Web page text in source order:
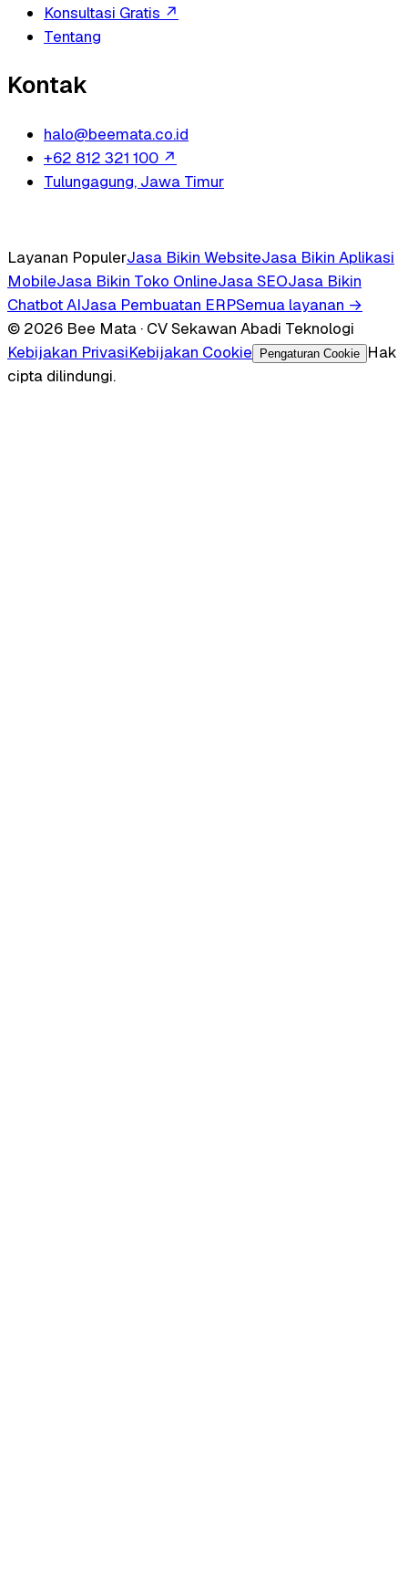
Konsultasi Gratis ↗
Tentang
Kontak
halo@beemata.co.id
+62 812 321 100 ↗
Tulungagung, Jawa Timur
Layanan PopulerJasa Bikin WebsiteJasa Bikin Aplikasi
MobileJasa Bikin Toko OnlineJasa SEOJasa Bikin
Chatbot AIJasa Pembuatan ERPSemua layanan →
© 2026 Bee Mata · CV Sekawan Abadi Teknologi
Kebijakan PrivasiKebijakan Cookie Pengaturan Cookie
Hak
cipta dilindungi.